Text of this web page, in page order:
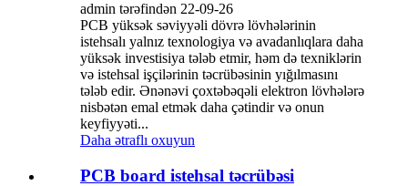
admin tərəfindən 22-09-26
PCB yüksək səviyyəli dövrə lövhələrinin
istehsalı yalnız texnologiya və avadanlıqlara daha
yüksək investisiya tələb etmir, həm də texniklərin
və istehsal işçilərinin təcrübəsinin yığılmasını
tələb edir. Ənənəvi çoxtəbəqəli elektron lövhələrə
nisbətən emal etmək daha çətindir və onun
keyfiyyəti...
Daha ətraflı oxuyun
PCB board istehsal təcrübəsi